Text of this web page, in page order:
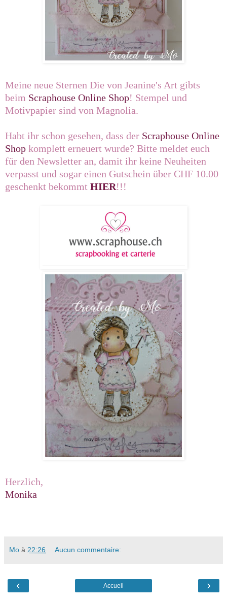
Meine neue Sternen Die von Jeanine's Art gibts
beim Scraphouse Online Shop! Stempel und
Motivpapier sind von Magnolia.
Habt ihr schon gesehen, dass der Scraphouse Online
Shop komplett erneuert wurde? Bitte meldet euch
für den Newsletter an, damit ihr keine Neuheiten
verpasst und sogar einen Gutschein über CHF 10.00
geschenkt bekommt HIER!!!
Herzlich,
Monika
Mo à 22:26 Aucun commentaire:
‹ ›
Accueil